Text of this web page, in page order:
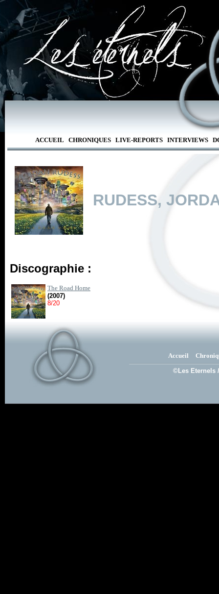
ACCUEIL CHRONIQUES LIVE-REPORTS INTERVIEWS
RUDESS,
Discographie :
The Road Home
(2007)
8/20
Accueil
©Les Eternels